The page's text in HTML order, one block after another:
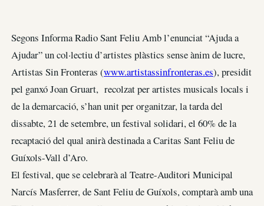
Segons Informa Radio Sant Feliu Amb l’enunciat “Ajuda a
Ajudar” un col·lectiu d’artistes plàstics sense ànim de lucre,
Artistas Sin Fronteras (www.artistassinfronteras.es), presidit
pel ganxó Joan Gruart, recolzat per artistes musicals locals i
de la demarcació, s’han unit per organitzar, la tarda del
dissabte, 21 de setembre, un festival solidari, el 60% de la
recaptació del qual anirà destinada a Caritas Sant Feliu de
Guíxols-Vall d’Aro.
El festival, que se celebrarà al Teatre-Auditori Municipal
Narcís Masferrer, de Sant Feliu de Guíxols, comptarà amb una